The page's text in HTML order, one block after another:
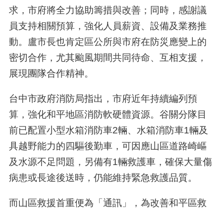
求，市府將全力協助籌措與改善；同時，感謝議
員支持相關預算，強化人員薪資、設備及業務推
動。盧市長也肯定區公所與市府在防災應變上的
密切合作，尤其颱風期間共同待命、互相支援，
展現團隊合作精神。
台中市政府消防局指出，市府近年持續編列預
算，強化和平地區消防軟硬體資源。谷關分隊目
前已配置小型水箱消防車2輛、水箱消防車1輛及
具越野能力的四驅後勤車，可因應山區道路崎嶇
及水源不足問題，另備有1輛救護車，確保大量傷
病患或長途後送時，仍能維持緊急救護品質。
而山區救援首重便為「通訊」，為改善和平區救